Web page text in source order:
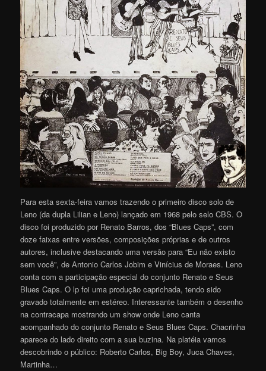
Para esta sexta-feira vamos trazendo o primeiro disco solo de
Leno (da dupla Lilian e Leno) lançado em 1968 pelo selo CBS. O
disco foi produzido por Renato Barros, dos “Blues Caps”, com
doze faixas entre versões, composições próprias e de outros
autores, inclusive destacando uma versão para “Eu não existo
sem você”, de Antonio Carlos Jobim e Vinícius de Moraes. Leno
conta com a participação especial do conjunto Renato e Seus
Blues Caps. O lp foi uma produção caprichada, tendo sido
gravado totalmente em estéreo. Interessante também o desenho
na contracapa mostrando um show onde Leno canta
acompanhado do conjunto Renato e Seus Blues Caps. Chacrinha
aparece do lado direito com a sua buzina. Na platéia vamos
descobrindo o público: Roberto Carlos, Big Boy, Juca Chaves,
Martinha…